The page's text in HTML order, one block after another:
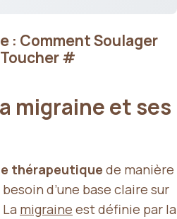
: Comment Soulager
#
migraine et ses
thérapeutique de manière
d’une base claire sur
migraine est définie par la